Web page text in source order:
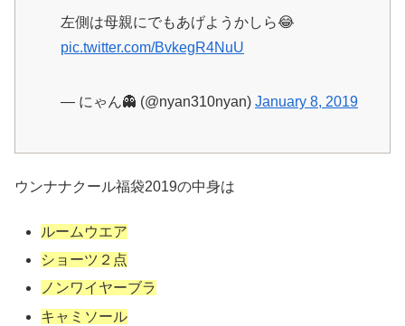
左側は母親にでもあげようかしら😂
pic.twitter.com/BvkegR4NuU
— にゃん👻 (@nyan310nyan) January 8, 2019
ウンナナクール福袋2019の中身は
ルームウエア
ショーツ２点
ノンワイヤーブラ
キャミソール